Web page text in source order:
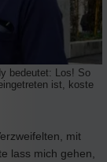
bedeutet: Los! So
ist, koste
mit
lass mich gehen,